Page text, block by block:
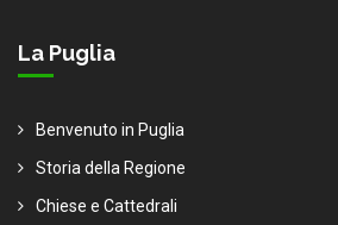
La Puglia
Benvenuto in Puglia
Storia della Regione
Chiese e Cattedrali